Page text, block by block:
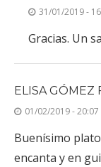
31/01/2019 -
Gracias. Un
ELISA GÓMEZ
01/02/2019 - 20:07
Buenísimo
encanta y en